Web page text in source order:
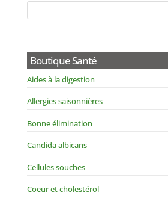
Boutique Santé
Aides à la digestion
Allergies saisonnières
Bonne élimination
Candida albicans
Cellules souches
Coeur et cholestérol